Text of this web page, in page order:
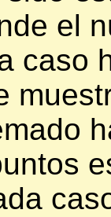
el
caso